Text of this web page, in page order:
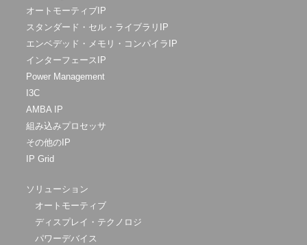
オートモーティブIP
スタンダード・セル・ライブラリIP
エンベデッド・メモリ・コンパイラIP
インターフェースIP
Power Management
I3C
AMBA IP
組み込みプロセッサ
その他のIP
IP Grid
ソリューション
オートモーティブ
ディスプレイ・テクノロジ
パワーデバイス